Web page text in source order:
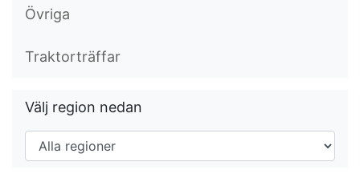
Övriga
Traktorträffar
Välj region nedan